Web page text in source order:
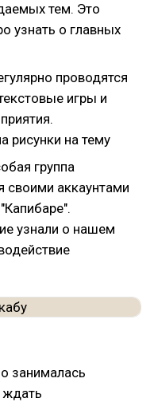
тем. Это
узнать о главных
проводятся
игры и
рисунки на тему
группа
своими аккаунтами
узнали о нашем
занималась
ждать